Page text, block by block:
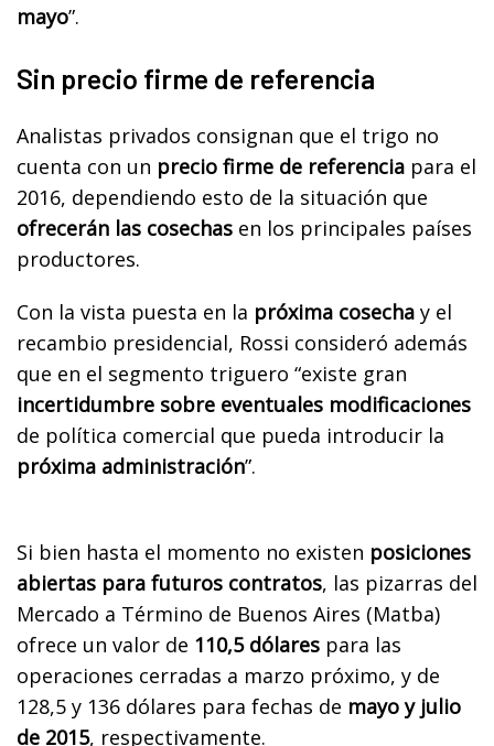
mayo”.
Sin precio firme de referencia
Analistas privados consignan que el trigo no
cuenta con un precio firme de referencia para el
2016, dependiendo esto de la situación que
ofrecerán las cosechas en los principales países
productores.
Con la vista puesta en la próxima cosecha y el
recambio presidencial, Rossi consideró además
que en el segmento triguero “existe gran
incertidumbre sobre eventuales modificaciones
de política comercial que pueda introducir la
próxima administración”.
Si bien hasta el momento no existen posiciones
abiertas para futuros contratos, las pizarras del
Mercado a Término de Buenos Aires (Matba)
ofrece un valor de 110,5 dólares para las
operaciones cerradas a marzo próximo, y de
128,5 y 136 dólares para fechas de mayo y julio
de 2015, respec­tivamente.